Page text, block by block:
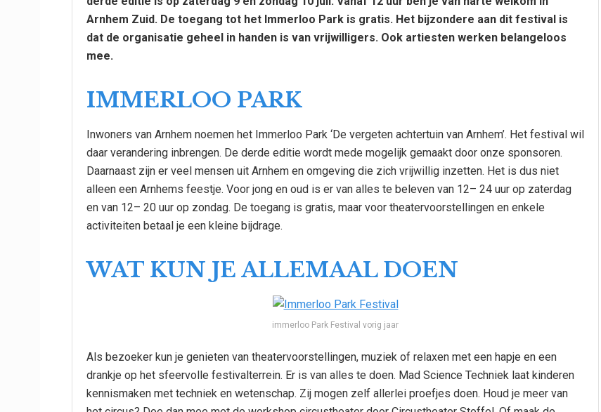
Arnhem Zuid. De toegang tot het Immerloo Park is gratis. Het bijzondere aan dit festival is
dat de organisatie geheel in handen is van vrijwilligers. Ook artiesten werken belangeloos
mee.
IMMERLOO PARK
Inwoners van Arnhem noemen het Immerloo Park ‘De vergeten achtertuin van Arnhem’. Het festival wil
daar verandering inbrengen. De derde editie wordt mede mogelijk gemaakt door onze sponsoren.
Daarnaast zijn er veel mensen uit Arnhem en omgeving die zich vrijwillig inzetten. Het is dus niet
alleen een Arnhems feestje. Voor jong en oud is er van alles te beleven van 12– 24 uur op zaterdag
en van 12– 20 uur op zondag. De toegang is gratis, maar voor theatervoorstellingen en enkele
activiteiten betaal je een kleine bijdrage.
WAT KUN JE ALLEMAAL DOEN
immerloo Park Festival vorig jaar
Als bezoeker kun je genieten van theatervoorstellingen, muziek of relaxen met een hapje en een
drankje op het sfeervolle festivalterrein. Er is van alles te doen. Mad Science Techniek laat kinderen
kennismaken met techniek en wetenschap. Zij mogen zelf allerlei proefjes doen. Houd je meer van